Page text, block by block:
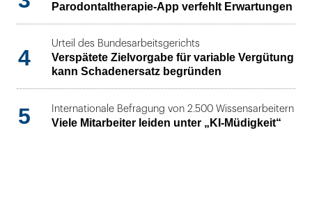
Parodontaltherapie-App verfehlt Erwartungen
4
Urteil des Bundesarbeitsgerichts
Verspätete Zielvorgabe für variable Vergütung
kann Schadenersatz begründen
5 Internationale Befragung von 2.500 Wissensarbeitern
Viele Mitarbeiter leiden unter „KI-Müdigkeit“